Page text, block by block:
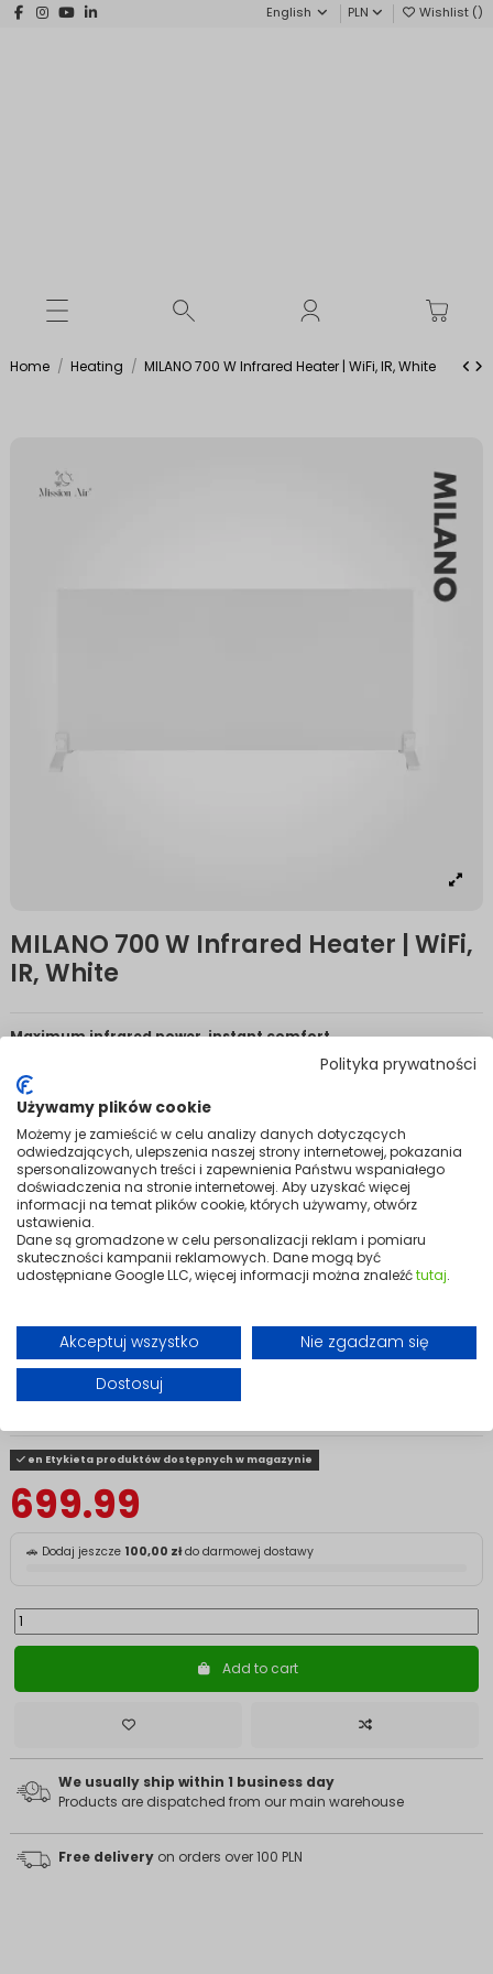
Polityka prywatności
Używamy plików cookie
Możemy je zamieścić w celu analizy danych dotyczących
odwiedzających, ulepszenia naszej strony internetowej, pokazania
spersonalizowanych treści i zapewnienia Państwu wspaniałego
doświadczenia na stronie internetowej. Aby uzyskać więcej
informacji na temat plików cookie, których używamy, otwórz
ustawienia.
Dane są gromadzone w celu personalizacji reklam i pomiaru
skuteczności kampanii reklamowych. Dane mogą być
udostępniane Google LLC, więcej informacji można znaleźćtutaj.
Akceptuj wszystko
Nie zgadzam się
Dostosuj
English PLN Wishlist ()
Home Heating MILANO 700 W Infrared Heater | WiFi, IR, White
MILANO 700 W Infrared Heater | WiFi,
IR, White
Maximum infrared power, instant comfort.
The most powerful model in the MILANO series, designed for rooms up
to 20 m². Thanks to advanced infrared technology, it delivers fast,
evenly distributed warmth that can be felt almost immediately after
switching on. Built-in WiFi enables remote control via the TUYA app,
while the digital thermostat and LED panel provide precise, user-
friendly temperature management. Timer functions and smart
scheduling adapt heating to your daily routine, improving comfort
and reducing energy use.
With an ultra-slim 21 mm profile, it can be wall-mounted or placed on
stable feet for flexible positioning. IP44 protection ensures safe
operation in bathrooms and other humid spaces — offering reliable
Variants
en Etykieta produktów dostępnych w magazynie
699.99
🚗 Dodaj jeszcze 100,00 złdo darmowej dostawy
Add to cart
We usually ship within 1 business day
Products are dispatched from our main warehouse
Free delivery on orders over 100 PLN